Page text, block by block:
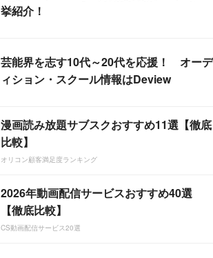
挙紹介！
芸能界を志す10代～20代を応援！ オーデ
ィション・スクール情報はDeview
漫画読み放題サブスクおすすめ11選【徹底
比較】
オリコン顧客満足度ランキング
2026年動画配信サービスおすすめ40選
【徹底比較】
CS動画配信サービス20選